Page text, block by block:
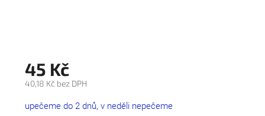
45 Kč
40,18 Kč bez DPH
Měrná
cena:
upečeme do 2 dnů, v neděli nepečeme